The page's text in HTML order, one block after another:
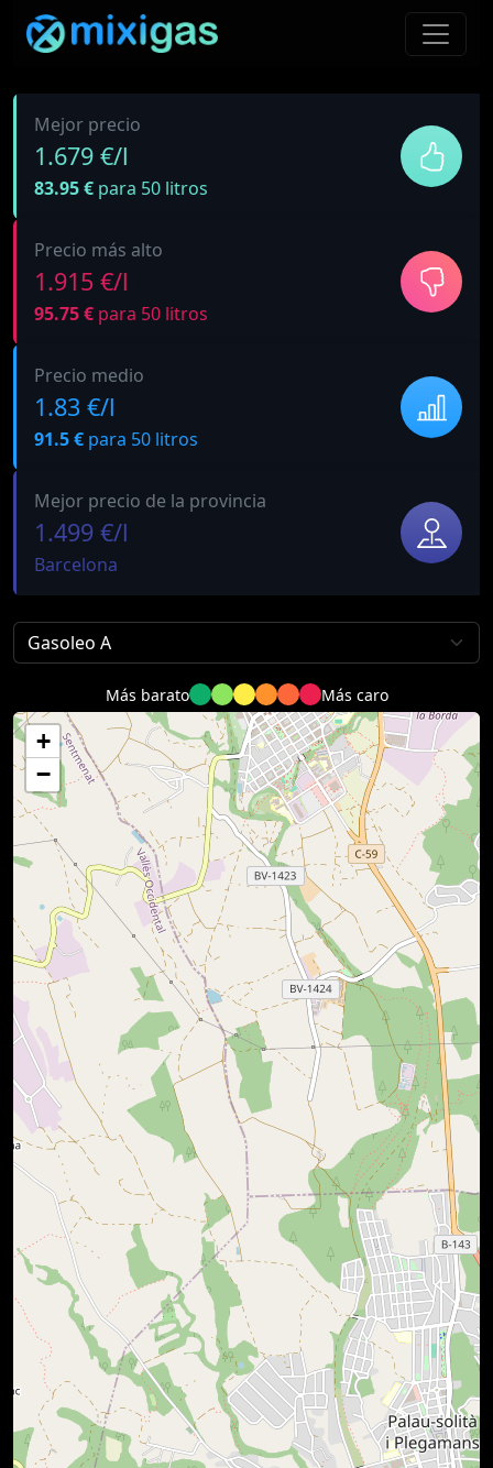
Mejor precio
1.679 €/l
83.95 € para 50 litros
Precio más alto
1.915 €/l
95.75 € para 50 litros
Precio medio
1.83 €/l
91.5 € para 50 litros
Mejor precio de la provincia
1.499 €/l
Barcelona
Más barato Más caro
+
−